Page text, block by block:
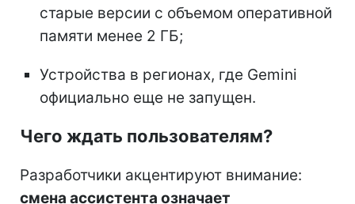
старые версии с объемом оперативной
памяти менее 2 ГБ;
Устройства в регионах, где Gemini
официально еще не запущен.
Чего ждать пользователям?
Разработчики акцентируют внимание:
смена ассистента означает